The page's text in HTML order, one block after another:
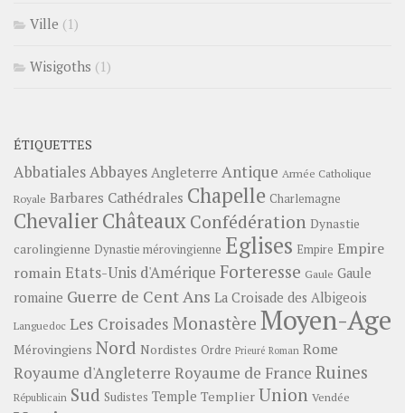
Ville (1)
Wisigoths (1)
ÉTIQUETTES
AbbatialesAbbayes Angleterre Antique Armée Catholique
Royale Barbares Cathédrales Chapelle Charlemagne
ChevalierChâteauxConfédération Dynastie
carolingienne Dynastie mérovingienne Eglises Empire Empire
romainEtats-Unis d'Amérique Forteresse Gaule Gaule
romaine Guerre de Cent Ans La Croisade des Albigeois
Languedoc Les Croisades Monastère Moyen-Age
Mérovingiens Nord Nordistes Ordre Prieuré Roman Rome
Royaume d'Angleterre Royaume de France Ruines
Républicain Sud Sudistes Temple Templier Union Vendée